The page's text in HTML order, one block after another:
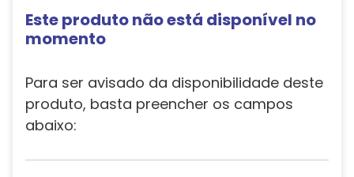
Este produto não está disponível no
momento
Para ser avisado da disponibilidade deste
produto, basta preencher os campos
abaixo: